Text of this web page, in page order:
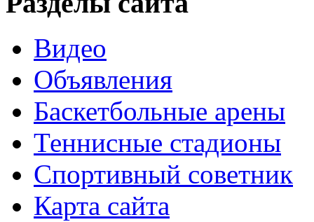
Видео
Объявления
Баскетбольные арены
Теннисные стадионы
Спортивный советник
Карта сайта